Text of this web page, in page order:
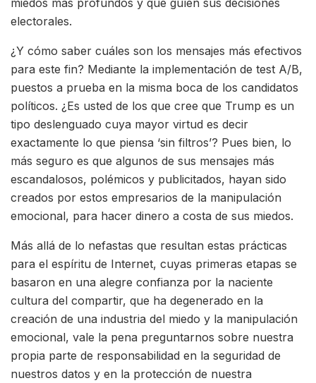
electorales.
¿Y cómo saber cuáles son los mensajes más efectivos
para este fin? Mediante la implementación de test A/B,
puestos a prueba en la misma boca de los candidatos
políticos. ¿Es usted de los que cree que Trump es un
tipo deslenguado cuya mayor virtud es decir
exactamente lo que piensa ‘sin filtros’? Pues bien, lo
más seguro es que algunos de sus mensajes más
escandalosos, polémicos y publicitados, hayan sido
creados por estos empresarios de la manipulación
emocional, para hacer dinero a costa de sus miedos.
Más allá de lo nefastas que resultan estas prácticas
para el espíritu de Internet, cuyas primeras etapas se
basaron en una alegre confianza por la naciente
cultura del compartir, que ha degenerado en la
creación de una industria del miedo y la manipulación
emocional, vale la pena preguntarnos sobre nuestra
propia parte de responsabilidad en la seguridad de
nuestros datos y en la protección de nuestra